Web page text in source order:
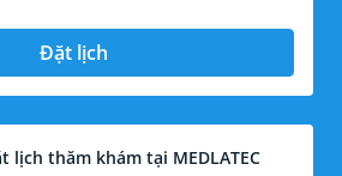
Đặt lịch
lịch thăm khám tại MEDLATEC